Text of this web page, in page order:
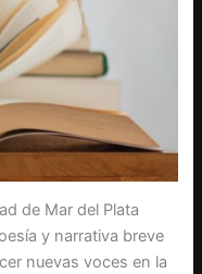
de Mar del Plata
y narrativa breve
nuevas voces en la